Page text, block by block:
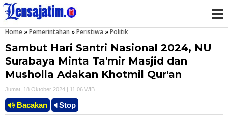
Home »Pemerintahan »Peristiwa »Politik
Sambut Hari Santri Nasional 2024, NU
Surabaya Minta Ta'mir Masjid dan
Musholla Adakan Khotmil Qur'an
Jumat, 18 Oktober 2024 | 11.06 WIB
Bacakan Stop